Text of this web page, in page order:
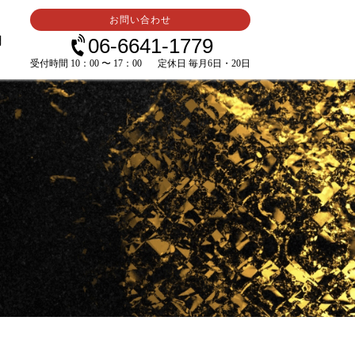
お問い合わせ
06-6641-1779
受付時間 10：00 〜 17：00 定休日 毎月6日・20日